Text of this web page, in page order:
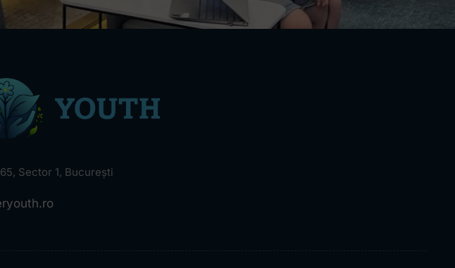
Sector 1, București